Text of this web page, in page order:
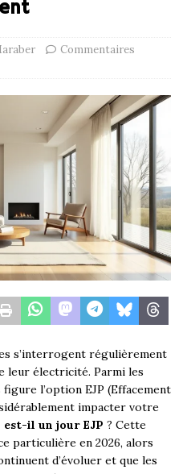
Commentaires
s’interrogent régulièrement
leur électricité. Parmi les
l’option EJP (Effacement
impacter votre
est-il un jour EJP ? Cette
particulière en 2026, alors
d’évoluer et que les